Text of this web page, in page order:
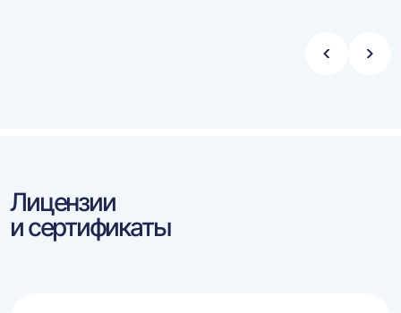
Стрелка
Лицензии
и сертификаты